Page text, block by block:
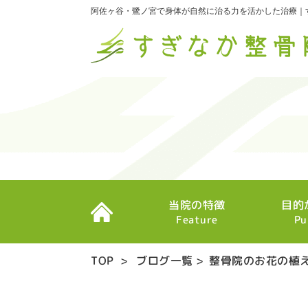
阿佐ヶ谷・鷺ノ宮で身体が自然に治る力を活かした治療
当院の特徴
Feature
目的
TOP > ブログ一覧 > 整骨院のお花の植